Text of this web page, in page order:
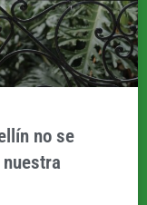
no se
nuestra